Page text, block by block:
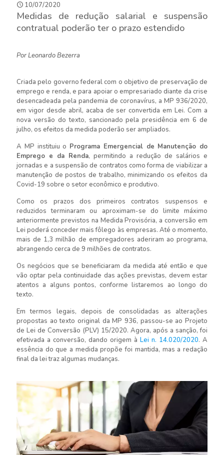
10/07/2020
Medidas de redução salarial e suspensão
contratual poderão ter o prazo estendido
Por Leonardo Bezerra
Criada pelo governo federal com o objetivo de preservação de
emprego e renda, e para apoiar o empresariado diante da crise
desencadeada pela pandemia de coronavírus, a MP 936/2020,
em vigor desde abril, acaba de ser convertida em Lei. Com a
nova versão do texto, sancionado pela presidência em 6 de
julho, os efeitos da medida poderão ser ampliados.
A MP instituiu o Programa Emergencial de Manutenção do
Emprego e da Renda, permitindo a redução de salários e
jornadas e a suspensão de contratos como forma de viabilizar a
manutenção de postos de trabalho, minimizando os efeitos da
Covid-19 sobre o setor econômico e produtivo.
Como os prazos dos primeiros contratos suspensos e
reduzidos terminaram ou aproximam-se do limite máximo
anteriormente previstos na Medida Provisória, a conversão em
Lei poderá conceder mais fôlego às empresas. Até o momento,
mais de 1,3 milhão de empregadores aderiram ao programa,
abrangendo cerca de 9 milhões de contratos.
Os negócios que se beneficiaram da medida até então e que
vão optar pela continuidade das ações previstas, devem estar
atentos a alguns pontos, conforme listaremos ao longo do
texto.
Em termos legais, depois de consolidadas as alterações
propostas ao texto original da MP 936, passou-se ao Projeto
de Lei de Conversão (PLV) 15/2020. Agora, após a sanção, foi
efetivada a conversão, dando origem à Lei n. 14.020/2020. A
essência do que a medida propõe foi mantida, mas a redação
final da lei traz algumas mudanças.